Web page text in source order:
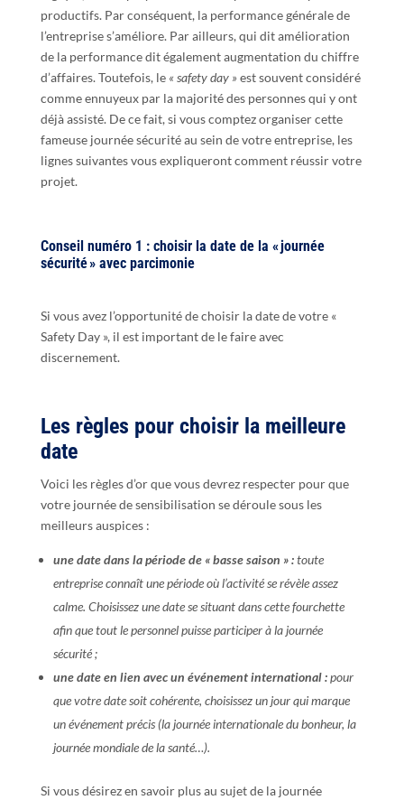
productifs. Par conséquent, la performance générale de
l’entreprise s’améliore. Par ailleurs, qui dit amélioration
de la performance dit également augmentation du chiffre
d’affaires. Toutefois, le « safety day » est souvent considéré
comme ennuyeux par la majorité des personnes qui y ont
déjà assisté. De ce fait, si vous comptez organiser cette
fameuse journée sécurité au sein de votre entreprise, les
lignes suivantes vous expliqueront comment réussir votre
projet.
Conseil numéro 1 : choisir la date de la « journée
sécurité » avec parcimonie
Si vous avez l’opportunité de choisir la date de votre «
Safety Day », il est important de le faire avec
discernement.
Les règles pour choisir la meilleure
date
Voici les règles d’or que vous devrez respecter pour que
votre journée de sensibilisation se déroule sous les
meilleurs auspices :
une date dans la période de « basse saison » :toute
entreprise connaît une période où l’activité se révèle assez
calme. Choisissez une date se situant dans cette fourchette
afin que tout le personnel puisse participer à la journée
sécurité ;
une date en lien avec un événement international :pour
que votre date soit cohérente, choisissez un jour qui marque
un événement précis (la journée internationale du bonheur, la
journée mondiale de la santé…).
Si vous désirez en savoir plus au sujet de la journée